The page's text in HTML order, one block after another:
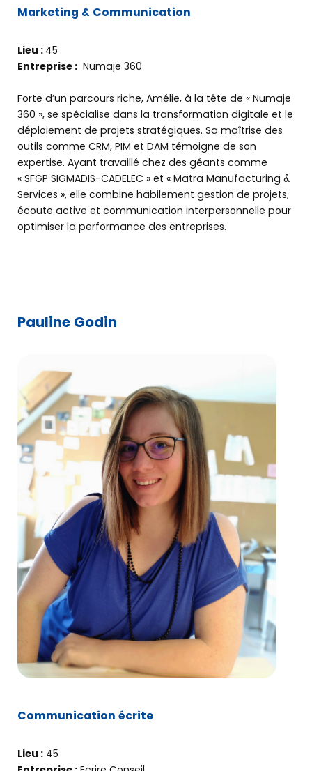
Marketing & Communication
Lieu : 45
Entreprise : Numaje 360
Forte d’un parcours riche, Amélie, à la tête de « Numaje
360 », se spécialise dans la transformation digitale et le
déploiement de projets stratégiques. Sa maîtrise des
outils comme CRM, PIM et DAM témoigne de son
expertise. Ayant travaillé chez des géants comme
« SFGP SIGMADIS-CADELEC » et « Matra Manufacturing &
Services », elle combine habilement gestion de projets,
écoute active et communication interpersonnelle pour
optimiser la performance des entreprises.
Pauline Godin
Communication écrite
Lieu : 45